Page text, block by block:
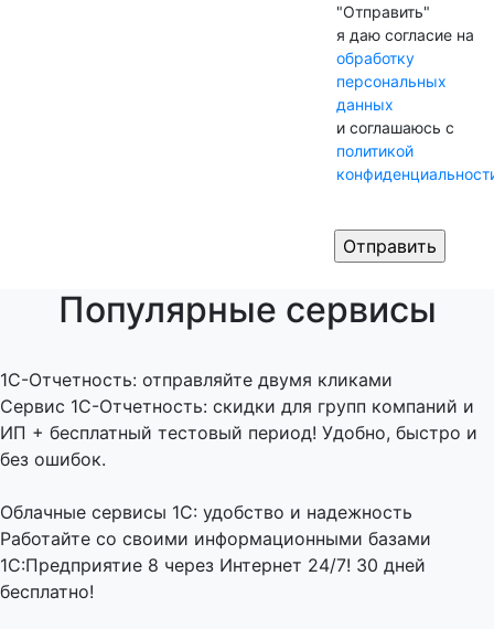
"Отправить"
я даю согласие на
обработку
персональных
данных
и соглашаюсь с
политикой
Популярные сервисы
1C-Отчетность: отправляйте двумя кликами
Сервис 1С-Отчетность: скидки для групп компаний и
ИП + бесплатный тестовый период! Удобно, быстро и
без ошибок.
Облачные сервисы 1С: удобство и надежность
Работайте со своими информационными базами
1С:Предприятие 8 через Интернет 24/7! 30 дней
бесплатно!